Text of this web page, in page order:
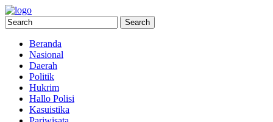
Beranda
Nasional
Daerah
Politik
Hukrim
Hallo Polisi
Kasuistika